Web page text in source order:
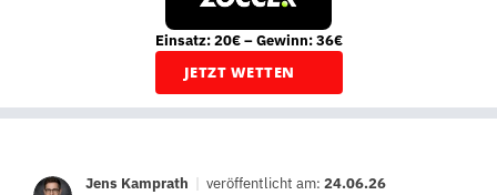
Einsatz: 20€ – Gewinn: 36€
JETZT WETTEN
Jens Kamprath | veröffentlicht am: 24.06.26